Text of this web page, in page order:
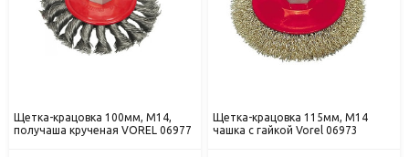
Щетка-крацовка 100мм, М14,
получаша крученая VOREL 06977
Щетка-крацовка 115мм, М14
чашка с гайкой Vorel 06973